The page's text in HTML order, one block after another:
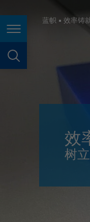
页面搜索
蓝帜 效率铸
效
树